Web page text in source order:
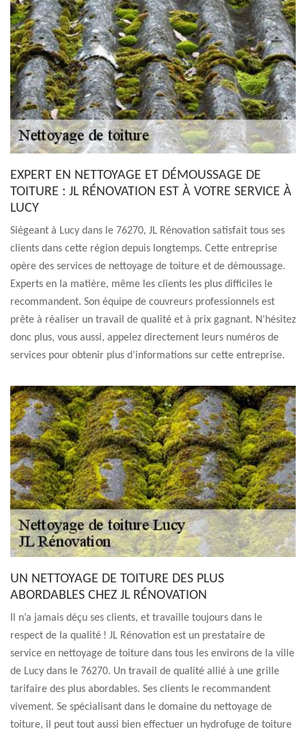
EXPERT EN NETTOYAGE ET DÉMOUSSAGE DE
TOITURE : JL RÉNOVATION EST À VOTRE SERVICE À
LUCY
Siégeant à Lucy dans le 76270, JL Rénovation satisfait tous ses
clients dans cette région depuis longtemps. Cette entreprise
opère des services de nettoyage de toiture et de démoussage.
Experts en la matière, même les clients les plus difficiles le
recommandent. Son équipe de couvreurs professionnels est
prête à réaliser un travail de qualité et à prix gagnant. N’hésitez
donc plus, vous aussi, appelez directement leurs numéros de
services pour obtenir plus d’informations sur cette entreprise.
UN NETTOYAGE DE TOITURE DES PLUS
ABORDABLES CHEZ JL RÉNOVATION
Il n’a jamais déçu ses clients, et travaille toujours dans le
respect de la qualité ! JL Rénovation est un prestataire de
service en nettoyage de toiture dans tous les environs de la ville
de Lucy dans le 76270. Un travail de qualité allié à une grille
tarifaire des plus abordables. Ses clients le recommandent
vivement. Se spécialisant dans le domaine du nettoyage de
toiture, il peut tout aussi bien effectuer un hydrofuge de toiture